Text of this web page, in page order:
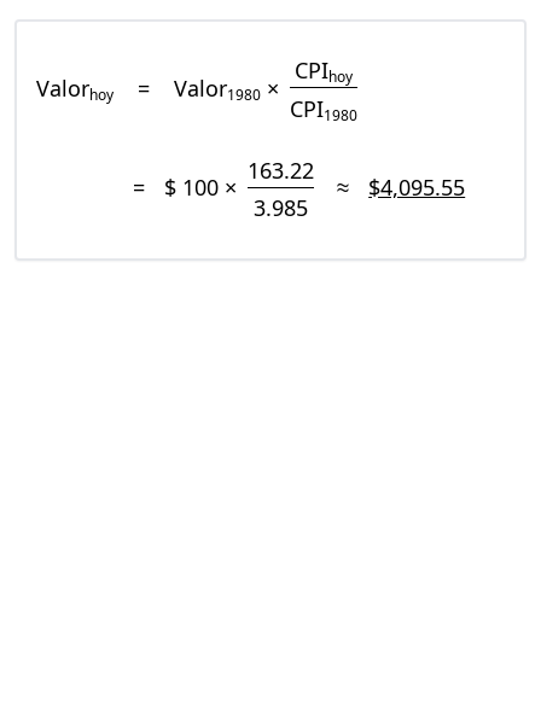
Valorhoy = Valor1980 ×
CPIhoy
CPI1980
= $ 100 ×
163.22
3.985
≈ $4,095.55